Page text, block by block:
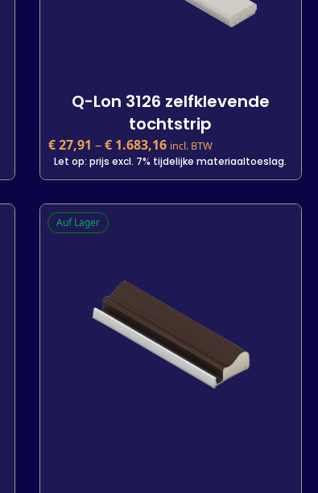
Q-Lon 3126 zelfklevende
tochtstrip
€27,91 –€1.683,16 incl. BTW
Let op: prijs excl. 7% tijdelijke materiaaltoeslag.
Q-Lon 3126 zelfklevende
1400 m 25 m
+
Auf Lager